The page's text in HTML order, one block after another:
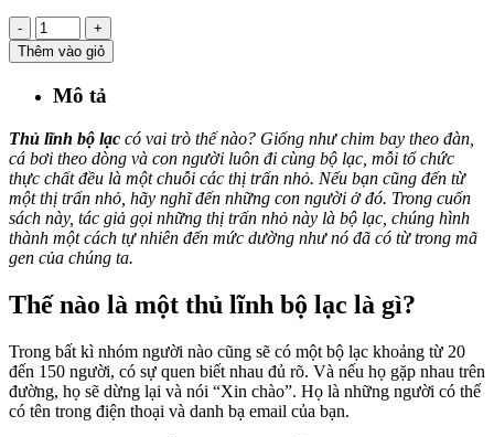
-
+
Thêm vào giỏ
Mô tả
Thủ lĩnh bộ lạc có vai trò thế nào? Giống như chim bay theo đàn,
cá bơi theo dòng và con người luôn đi cùng bộ lạc, mỗi tổ chức
thực chất đều là một chuỗi các thị trấn nhỏ. Nếu bạn cũng đến từ
một thị trấn nhỏ, hãy nghĩ đến những con người ở đó. Trong cuốn
sách này, tác giả gọi những thị trấn nhỏ này là bộ lạc, chúng hình
thành một cách tự nhiên đến mức dường như nó đã có từ trong mã
gen của chúng ta.
Thế nào là một thủ lĩnh bộ lạc là gì?
Trong bất kì nhóm người nào cũng sẽ có một bộ lạc khoảng từ 20
đến 150 người, có sự quen biết nhau đủ rõ. Và nếu họ gặp nhau trên
đường, họ sẽ dừng lại và nói “Xin chào”. Họ là những người có thể
có tên trong điện thoại và danh bạ email của bạn.